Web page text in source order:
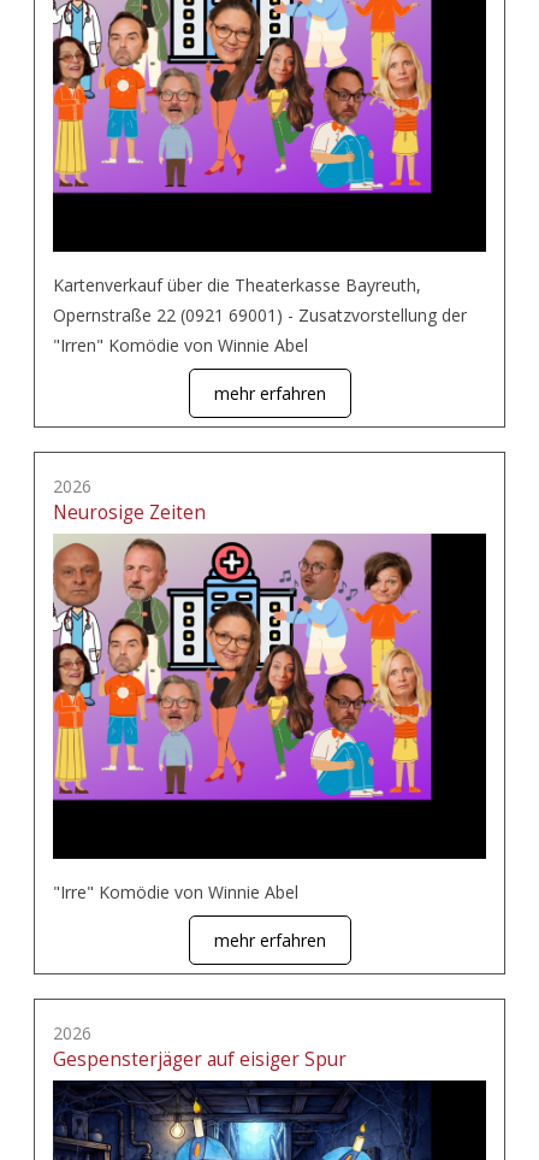
Kartenverkauf über die Theaterkasse Bayreuth,
Opernstraße 22 (0921 69001) - Zusatzvorstellung der
"Irren" Komödie von Winnie Abel
mehr erfahren
2026
Neurosige Zeiten
"Irre" Komödie von Winnie Abel
mehr erfahren
2026
Gespensterjäger auf eisiger Spur